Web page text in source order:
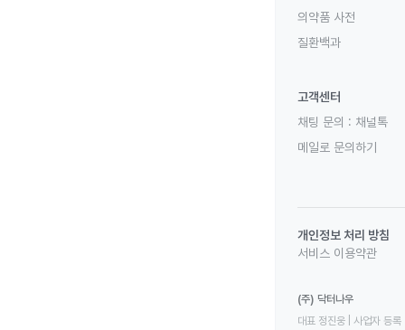
의약품 사전
질환백과
고객센터
채팅 문의 : 채널톡
메일로 문의하기
개인정보 처리 방침
서비스 이용약관
(주) 닥터나우
대표 정진웅 | 사업자